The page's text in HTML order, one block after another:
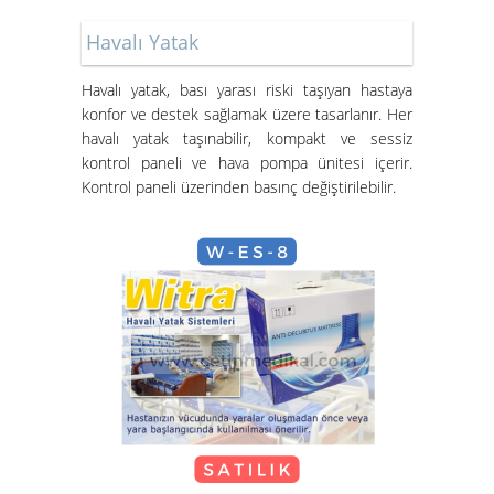
Hasta Karyolası ve Havalı Yatak
Nasıl Kurulur?
Hasta Karyolası Güzelbahçe
Havalı Yatak
Havalı yatak, bası yarası riski taşıyan hastaya
konfor ve destek sağlamak üzere tasarlanır. Her
havalı yatak taşınabilir, kompakt ve sessiz
kontrol paneli ve hava pompa ünitesi içerir.
Kontrol paneli üzerinden basınç değiştirilebilir.